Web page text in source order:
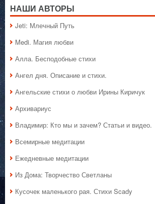
НАШИ АВТОРЫ
Jeti: Млечный Путь
Medi. Магия любви
Алла. Бесподобные стихи
Ангел дня. Описание и стихи.
Ангельские стихи о любви Ирины Киричук
Архивариус
Владимир: Кто мы и зачем? Статьи и видео.
Всемирные медитации
Ежедневные медитации
Из Дома: Творчество Светланы
Кусочек маленького рая. Стихи Scady